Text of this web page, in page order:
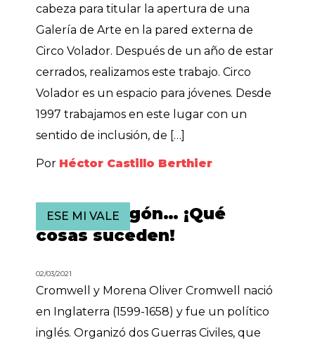
cabeza para titular la apertura de una
Galería de Arte en la pared externa de
Circo Volador. Después de un año de estar
cerrados, realizamos este trabajo. Circo
Volador es un espacio para jóvenes. Desde
1997 trabajamos en este lugar con un
sentido de inclusión, de […]
Por Héctor Castillo Berthier
ESE MI VALE
Con el apagón… ¡Qué
cosas suceden!
02/03/2021
Cromwell y Morena Oliver Cromwell nació
en Inglaterra (1599-1658) y fue un político
inglés. Organizó dos Guerras Civiles, que